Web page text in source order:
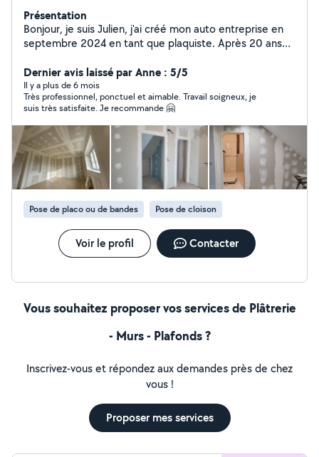
Présentation
Bonjour, je suis Julien, j'ai créé mon auto entreprise en
septembre 2024 en tant que plaquiste. Après 20 ans
réaliser vos projets.
Dernier avis laissé par Anne : 5/5
Il y a plus de 6 mois
Très professionnel, ponctuel et aimable. Travail soigneux, je
suis très satisfaite. Je recommande 🤗
Pose de placo ou de bandes Pose de cloison
Voir le profil Contacter
Vous souhaitez proposer vos services de Plâtrerie
- Murs - Plafonds ?
Inscrivez-vous et répondez aux demandes près de chez
vous !
Proposer mes services